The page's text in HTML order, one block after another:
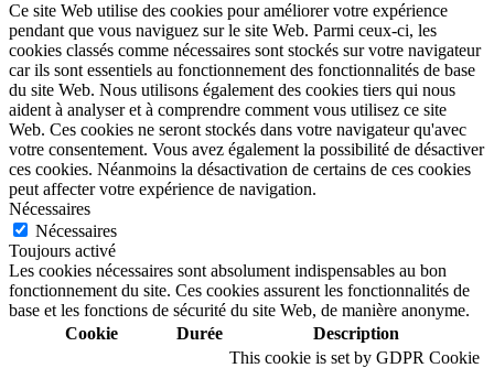
Ce site Web utilise des cookies pour améliorer votre expérience
pendant que vous naviguez sur le site Web. Parmi ceux-ci, les
cookies classés comme nécessaires sont stockés sur votre navigateur
car ils sont essentiels au fonctionnement des fonctionnalités de base
du site Web. Nous utilisons également des cookies tiers qui nous
aident à analyser et à comprendre comment vous utilisez ce site
Web. Ces cookies ne seront stockés dans votre navigateur qu'avec
votre consentement. Vous avez également la possibilité de désactiver
ces cookies. Néanmoins la désactivation de certains de ces cookies
peut affecter votre expérience de navigation.
Nécessaires
Nécessaires
Toujours activé
Les cookies nécessaires sont absolument indispensables au bon
fonctionnement du site. Ces cookies assurent les fonctionnalités de
base et les fonctions de sécurité du site Web, de manière anonyme.
Cookie
Durée
Description
This cookie is set by GDPR Cookie